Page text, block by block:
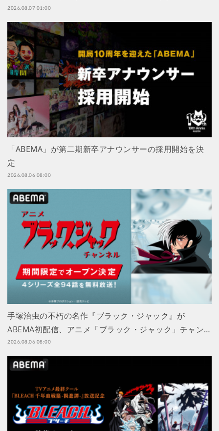
2026.08.07 01:00
「ABEMA」が第二期新卒アナウンサーの採用開始を決
定
2026.08.06 08:00
手塚治虫の不朽の名作『ブラック・ジャック』が
ABEMA初配信、アニメ「ブラック・ジャック」チャン…
2026.08.06 08:00